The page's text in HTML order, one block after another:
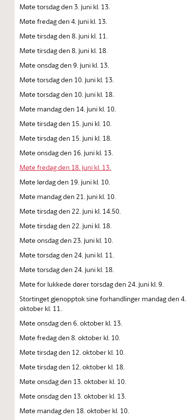
Møte torsdag den 3. juni kl. 13.
Møte fredag den 4. juni kl. 13.
Møte tirsdag den 8. juni kl. 11.
Møte tirsdag den 8. juni kl. 18.
Møte onsdag den 9. juni kl. 13.
Møte torsdag den 10. juni kl. 13.
Møte torsdag den 10. juni kl. 18.
Møte mandag den 14. juni kl. 10.
Møte tirsdag den 15. juni kl. 10.
Møte tirsdag den 15. juni kl. 18.
Møte onsdag den 16. juni kl. 13.
Møte fredag den 18. juni kl. 13.
Møte lørdag den 19. juni kl. 10.
Møte mandag den 21. juni kl. 10.
Møte tirsdag den 22. juni kl. 14.50.
Møte tirsdag den 22. juni kl. 18.
Møte onsdag den 23. juni kl. 10.
Møte torsdag den 24. juni kl. 11.
Møte torsdag den 24. juni kl. 18.
Møte for lukkede dører torsdag den 24. juni kl. 9.
Stortinget gjenopptok sine forhandlinger mandag den 4.
oktober kl. 11.
Møte onsdag den 6. oktober kl. 13.
Møte fredag den 8. oktober kl. 10.
Møte tirsdag den 12. oktober kl. 10.
Møte tirsdag den 12. oktober kl. 18.
Møte onsdag den 13. oktober kl. 10.
Møte onsdag den 13. oktober kl. 13.
Møte mandag den 18. oktober kl. 10.